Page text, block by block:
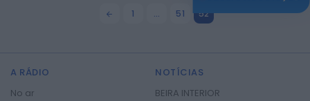
audições para
1 … 51 52
A RÁDIO
No ar
NOTÍCIAS
BEIRA INTERIOR